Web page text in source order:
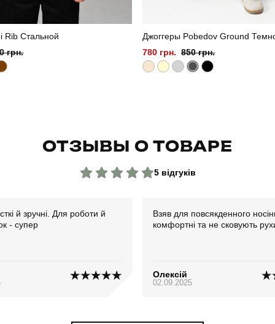
Rib Стальной
грн.
Джоггеры Pobedov Ground
780 грн. 850 грн.
ОТЗЫВЫ О ТОВАРЕ
5 відгуків
й зручні. Для роботи й
- супер
Взяв для повсякденного
комфортні та не сковують
Олексій
02.09.2025